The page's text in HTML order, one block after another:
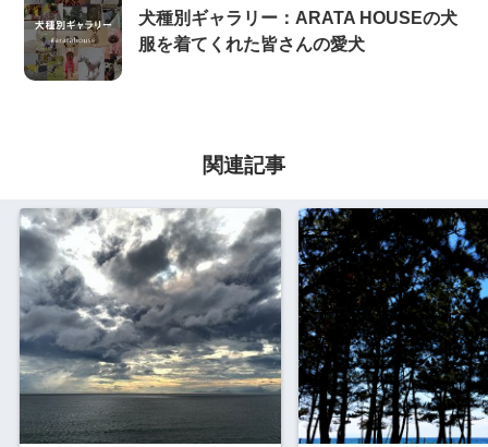
犬種別ギャラリー：ARATA HOUSEの犬
服を着てくれた皆さんの愛犬
関連記事